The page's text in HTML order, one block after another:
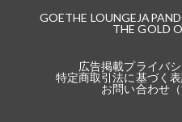
GOETHE LOUNGE
THE GOLD
広告掲載プライバ
特定商取引法に基づく
お問い合わせ